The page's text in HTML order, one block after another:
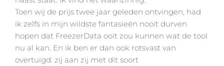
Toen wij de prijs twee jaar geleden ontvingen, had
ik zelfs in mijn wildste fantasieën nooit durven
hopen dat FreezerData ooit zou kunnen wat de tool
nu al kan. En ik ben er dan ook rotsvast van
overtuigd: zij aan zij met dit soort